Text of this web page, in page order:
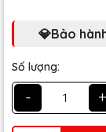
💎Bảo
Số lượng:
- +